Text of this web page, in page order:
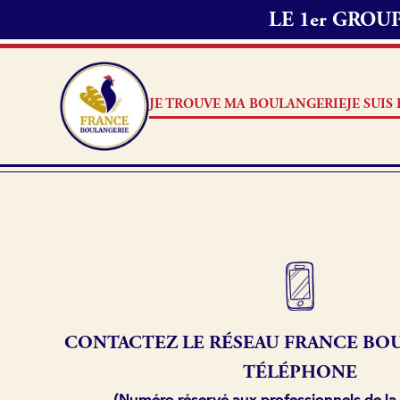
LE 1er
JE TROUVE MA BOULANGERIEJE SUIS
Je suis boulanger
Je découvre France
Pourquoi adhérer à France
Je référence ma boulangerie
CONTACTEZ LE RÉSEAUFRANCE
TÉLÉPHONE